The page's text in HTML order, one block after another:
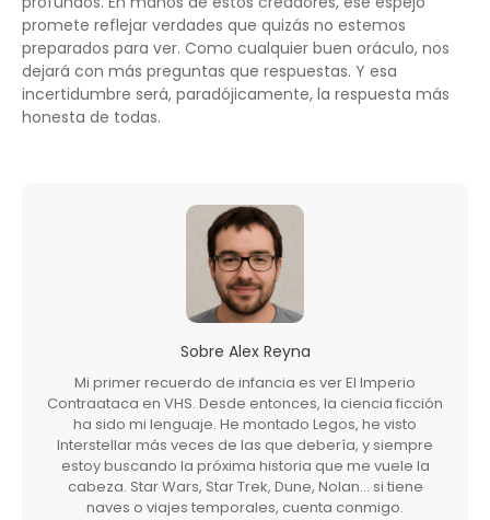
promete reflejar verdades que quizás no estemos
preparados para ver. Como cualquier buen oráculo, nos
dejará con más preguntas que respuestas. Y esa
incertidumbre será, paradójicamente, la respuesta más
honesta de todas.
Sobre Alex Reyna
Mi primer recuerdo de infancia es ver El Imperio
Contraataca en VHS. Desde entonces, la ciencia ficción
ha sido mi lenguaje. He montado Legos, he visto
Interstellar más veces de las que debería, y siempre
estoy buscando la próxima historia que me vuele la
cabeza. Star Wars, Star Trek, Dune, Nolan… si tiene
naves o viajes temporales, cuenta conmigo.